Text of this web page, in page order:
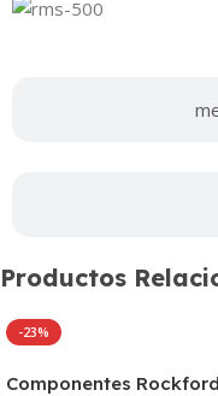
Productos
-23%
Componentes Rockford